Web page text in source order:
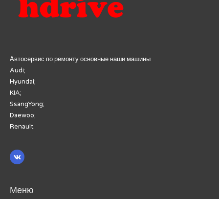
Автосервис по ремонту основные наши машины
Audi;
Hyundai;
KIA;
SsangYong;
Daewoo;
Renault.
Меню